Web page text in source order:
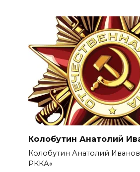
Колобутин Анатолий
Колобутин Анатолий
РККА«